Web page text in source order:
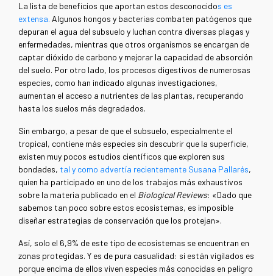
La lista de beneficios que aportan estos desconocidos es
extensa. Algunos hongos y bacterias combaten patógenos que
depuran el agua del subsuelo y luchan contra diversas plagas y
enfermedades, mientras que otros organismos se encargan de
captar dióxido de carbono y mejorar la capacidad de absorción
del suelo. Por otro lado, los procesos digestivos de numerosas
especies, como han indicado algunas investigaciones,
aumentan el acceso a nutrientes de las plantas, recuperando
hasta los suelos más degradados.
Sin embargo, a pesar de que el subsuelo, especialmente el
tropical, contiene más especies sin descubrir que la superficie,
existen muy pocos estudios científicos que exploren sus
bondades, tal y como advertía recientemente Susana Pallarés,
quien ha participado en uno de los trabajos más exhaustivos
sobre la materia publicado en el Biological Reviews: «Dado que
sabemos tan poco sobre estos ecosistemas, es imposible
diseñar estrategias de conservación que los protejan».
Así, solo el 6,9% de este tipo de ecosistemas se encuentran en
zonas protegidas. Y es de pura casualidad: si están vigilados es
porque encima de ellos viven especies más conocidas en peligro